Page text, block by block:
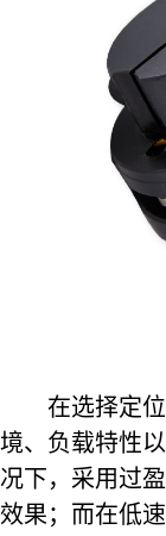
在选择定
境、负载特性
况下，采用过
效果；而在低